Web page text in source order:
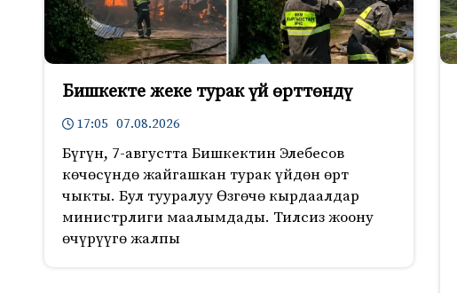
Бишкекте жеке турак үй өрттөндү
17:05 07.08.2026
Бүгүн, 7-августта Бишкектин Элебесов
көчөсүндө жайгашкан турак үйдөн өрт
чыкты. Бул тууралуу Өзгөчө кырдаалдар
министрлиги маалымдады. Тилсиз жоону
өчүрүүгө жалпы